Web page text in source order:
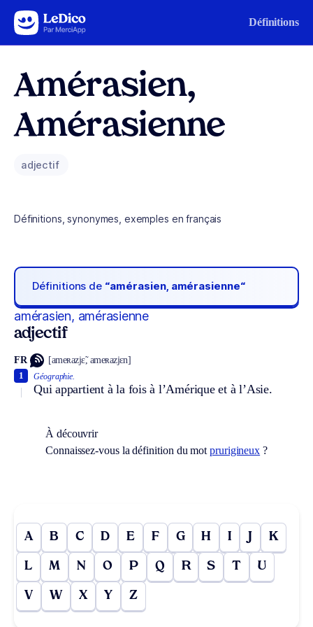
Aller au contenu Définitions
Amérasien,
Amérasienne
adjectif
Définitions, synonymes, exemples en français
Définitions de “amérasien, amérasienne“
amérasien, amérasienne
adjectif
FR [ameʀazjɛ̃, ameʀazjɛn]
Géographie.
Qui appartient à la fois à l’Amérique et à l’Asie.
1
À découvrir
Connaissez-vous la définition du motprurigineux ?
A B C D E F G H I J K
L M N O P Q R S T U
V W X Y Z